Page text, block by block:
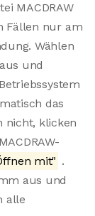
MACDRAW
Fällen nur am
Wählen
und
das
nicht, klicken
mit" .
aus und
alle